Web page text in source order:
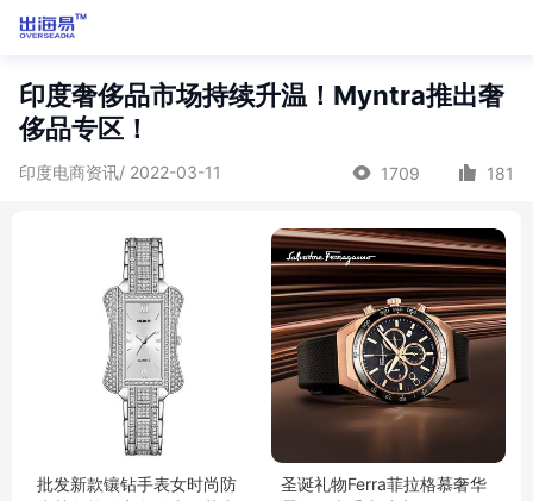
印度奢侈品市场持续升温！Myntra推出奢
侈品专区！
印度电商资讯/ 2022-03-11 1709 181
批发新款镶钻手表女时尚防
圣诞礼物Ferra菲拉格慕奢华